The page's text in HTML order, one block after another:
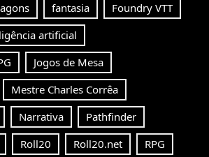
fantasia
Foundry VTT
artificial
Jogos de Mesa
Mestre Charles Corrêa
Narrativa
Pathfinder
Roll20 Roll20.net
RPG